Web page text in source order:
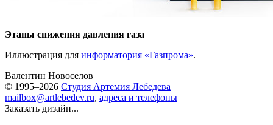
Этапы снижения давления газа
Иллюстрация для информатория «Газпрома».
Валентин Новоселов
© 1995–2026 Студия Артемия Лебедева
mailbox@artlebedev.ru, адреса и телефоны
Заказать дизайн...